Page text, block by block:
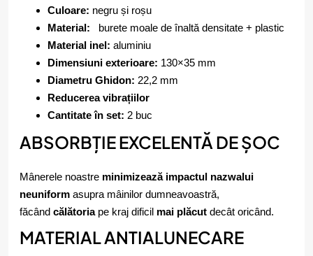
Culoare: negru și roșu
Material: burete moale de înaltă densitate + plastic
Material inel: aluminiu
Dimensiuni exterioare: 130×35 mm
Diametru Ghidon: 22,2 mm
Reducerea vibrațiilor
Cantitate în set: 2 buc
ABSORBȚIE EXCELENTĂ DE ȘOC
Mânerele noastre minimizează impactul nazwalui
neuniform asupra mâinilor dumneavoastră,
făcând călătoriape kraj dificil mai plăcut decât oricând.
MATERIAL ANTIALUNECARE